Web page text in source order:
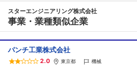
スターエンジニアリング株式会社
事業・業種類似企業
パンチ工業株式会社
2.0 東京都 機械